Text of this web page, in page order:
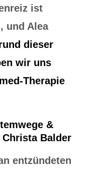
ist
und Alea
dieser
wir uns
Therapie
&
Balder
entzündeten